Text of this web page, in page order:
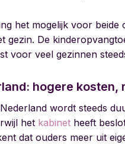
het mogelijk voor
gezin. De
voor veel gezinnen
hogere
wordt steeds
het kabinet heeft
dat ouders meer uit